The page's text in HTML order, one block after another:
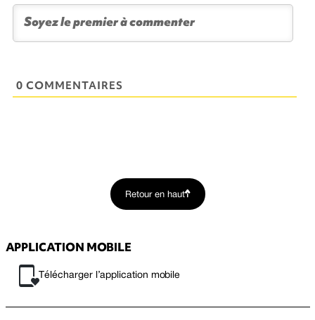
0 COMMENTAIRES
Retour en haut
APPLICATION MOBILE
Télécharger l’application mobile